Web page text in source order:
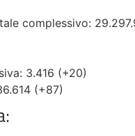
complessivo:
3.416 (+20)
(+87)